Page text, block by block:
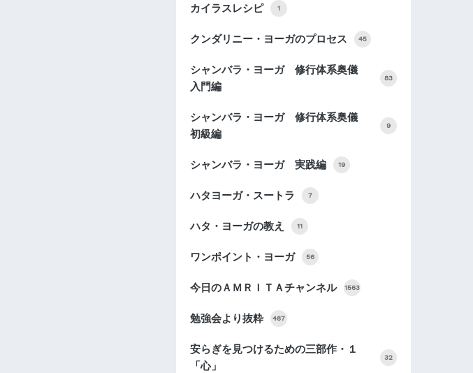
カイラスレシピ 1
クンダリニー・ヨーガのプロセス 45
シャンバラ・ヨーガ 修行体系奥儀
入門編
83
シャンバラ・ヨーガ 修行体系奥儀
初級編
9
シャンバラ・ヨーガ 実践編 19
ハタヨーガ・スートラ 7
ハタ・ヨーガの教え 11
ワンポイント・ヨーガ 56
今日のＡＭＲＩＴＡチャンネル 1563
勉強会より抜粋 487
安らぎを見つけるための三部作・１
「心」
32